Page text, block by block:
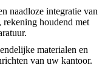
naadloze integratie van
houdend met
materialen en
van uw kantoor.